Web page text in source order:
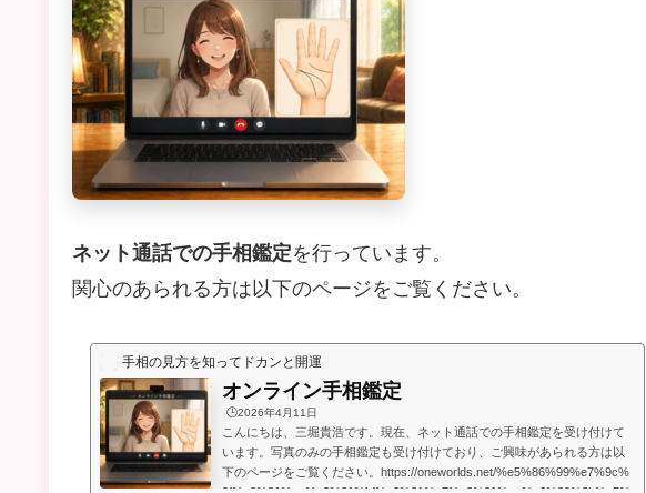
ネット通話での手相鑑定を行っています。
関心のあられる方は以下のページをご覧ください。
手相の見方を知ってドカンと開運
オンライン手相鑑定
🕒️2026年4月11日
こんにちは、三堀貴浩です。現在、ネット通話での手相鑑定を受け付けて
います。写真のみの手相鑑定も受け付けており、ご興味があられる方は以
下のページをご覧ください。https://oneworlds.net/%e5%86%99%e7%9c%